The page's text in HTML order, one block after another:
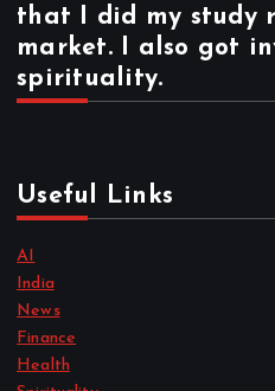
that I did my study
market. I also got
spirituality.
Useful Links
AI
India
News
Finance
Health